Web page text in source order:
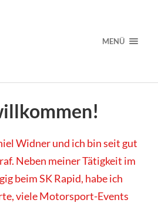
MENÜ
Widner und ich bin seit gut
Neben meiner Tätigkeit im
beim SK Rapid, habe ich
viele Motorsport-Events